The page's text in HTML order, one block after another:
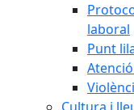
laboral
Punt